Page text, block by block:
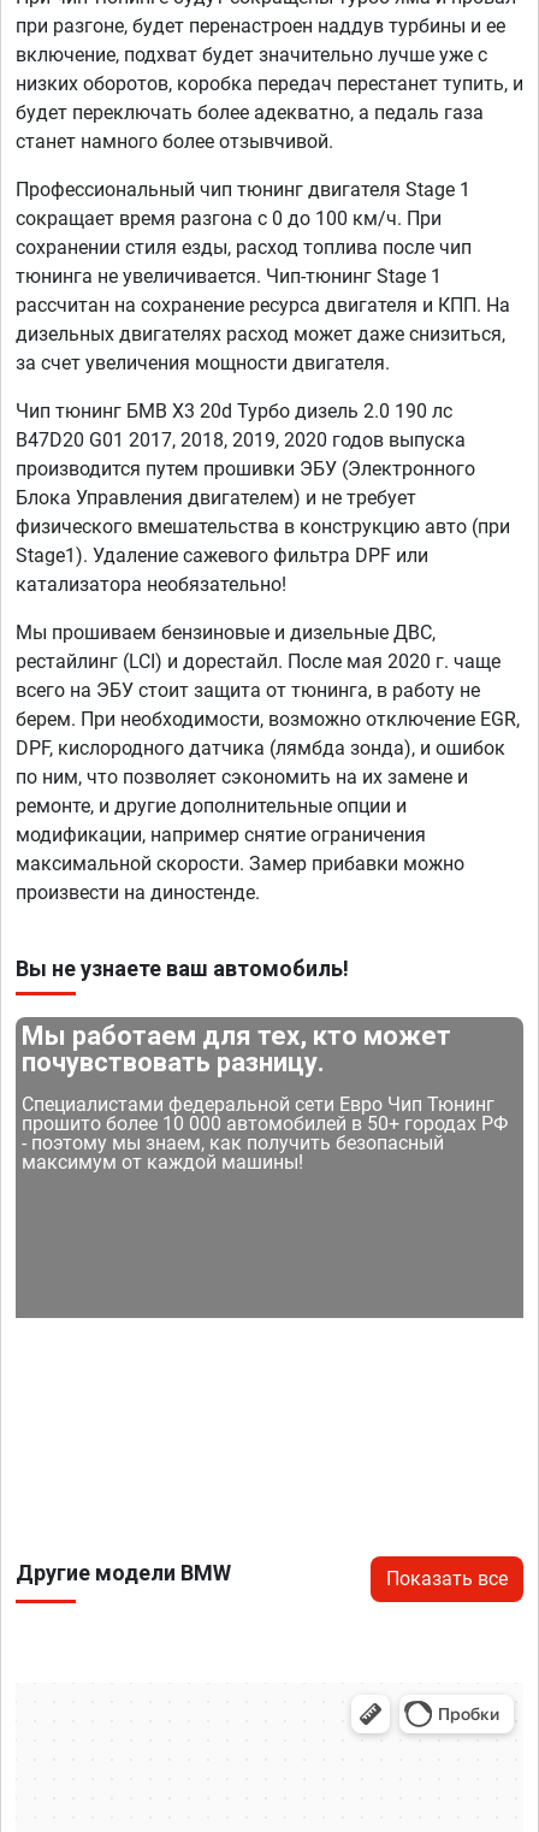
при разгоне, будет перенастроен наддув турбины и ее
включение, подхват будет значительно лучше уже с
низких оборотов, коробка передач перестанет тупить, и
будет переключать более адекватно, а педаль газа
станет намного более отзывчивой.
Профессиональный чип тюнинг двигателя Stage 1
сокращает время разгона с 0 до 100 км/ч. При
сохранении стиля езды, расход топлива после чип
тюнинга не увеличивается. Чип-тюнинг Stage 1
рассчитан на сохранение ресурса двигателя и КПП. На
дизельных двигателях расход может даже снизиться,
за счет увеличения мощности двигателя.
Чип тюнинг БМВ Х3 20d Турбо дизель 2.0 190 лс
B47D20 G01 2017, 2018, 2019, 2020 годов выпуска
производится путем прошивки ЭБУ (Электронного
Блока Управления двигателем) и не требует
физического вмешательства в конструкцию авто (при
Stage1). Удаление сажевого фильтра DPF или
катализатора необязательно!
Мы прошиваем бензиновые и дизельные ДВС,
рестайлинг (LCI) и дорестайл. После мая 2020 г. чаще
всего на ЭБУ стоит защита от тюнинга, в работу не
берем. При необходимости, возможно отключение EGR,
DPF, кислородного датчика (лямбда зонда), и ошибок
по ним, что позволяет сэкономить на их замене и
ремонте, и другие дополнительные опции и
модификации, например снятие ограничения
максимальной скорости. Замер прибавки можно
произвести на диностенде.
Вы не узнаете ваш автомобиль!
Мы работаем для тех, кто может
почувствовать разницу.
Специалистами федеральной сети Евро Чип Тюнинг
прошито более 10 000 автомобилей в 50+ городах РФ
- поэтому мы знаем, как получить безопасный
максимум от каждой машины!
Другие модели BMW Показать все